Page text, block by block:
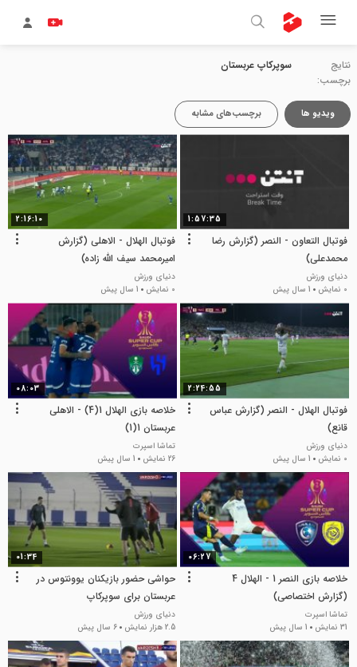
نتایج
برچسب:
سوپرکاپ عربستان
ویدیو ها برچسب‌های مشابه
1:57:35
فوتبال التعاون - النصر (گزارش رضا
محمدعلی)
دنیای ورزش
0 نمایش
1 سال پیش
2:16:10
فوتبال الهلال - الاهلی (گزارش
امیرمحمد سیف الله زاده)
دنیای ورزش
0 نمایش
1 سال پیش
2:24:55
فوتبال الهلال - النصر (گزارش عباس
قانع)
دنیای ورزش
0 نمایش
1 سال پیش
08:03
خلاصه بازی الهلال 1(4) - الاهلی
عربستان 1(1)
تماشا اسپرت
26 نمایش
1 سال پیش
06:27
خلاصه بازی النصر 1 - الهلال 4
(گزارش اختصاصی)
تماشا اسپرت
31 نمایش
1 سال پیش
01:34
حواشی حضور بازیکنان یوونتوس در
عربستان برای سوپرکاپ
دنیای ورزش
2.5 هزار نمایش
6 سال پیش